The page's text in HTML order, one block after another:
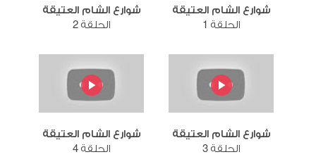
شوارع الشام العتيقة
الحلقة 1
شوارع الشام العتيقة
الحلقة 2
شوارع الشام العتيقة
الحلقة 3
شوارع الشام العتيقة
الحلقة 4